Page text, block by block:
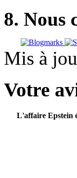
8. Nous
Mis à
Votre
L'affaire Epstein